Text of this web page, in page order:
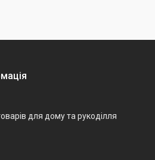
для дому та рукоділля